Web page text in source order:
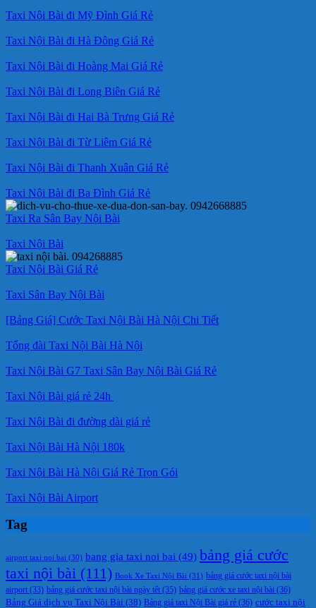
Taxi Nội Bài đi Mỹ Đình Giá Rẻ
Taxi Nội Bài đi Hà Đông Giá Rẻ
Taxi Nội Bài đi Hoàng Mai Giá Rẻ
Taxi Nội Bài đi Long Biên Giá Rẻ
Taxi Nội Bài đi Hai Bà Trưng Giá Rẻ
Taxi Nội Bài đi Từ Liêm Giá Rẻ
Taxi Nội Bài đi Thanh Xuân Giá Rẻ
Taxi Nội Bài đi Ba Đình Giá Rẻ
Taxi Ra Sân Bay Nội Bài
Taxi Nội Bài
Taxi Nội Bài Giá Rẻ
Taxi Sân Bay Nội Bài
[Bảng Giá] Cước Taxi Nội Bài Hà Nội Chi Tiết
Tổng đài Taxi Nội Bài Hà Nội
Taxi Nội Bài G7 Taxi Sân Bay Nội Bài Giá Rẻ
Taxi Nội Bài giá rẻ 24h
Taxi Nội Bài đi đường dài giá rẻ
Taxi Nội Bài Hà Nội 180k
Taxi Nội Bài Hà Nội Giá Rẻ Trọn Gói
Taxi Nội Bài Airport
Tag
airport taxi noi bai (30) bang gia taxi noi bai (49) bảng giá cước
taxi nội bài (111) Book Xe Taxi Nội Bài (31) bảng giá cước taxi nội bài
airport (33) bảng giá cước taxi nội bài ngày tết (35) bảng giá cước xe taxi nội bài (36)
Bảng Giá dịch vụ Taxi Nội Bài (38) Bảng giá taxi Nội Bài giá rẻ (36) cước taxi nội